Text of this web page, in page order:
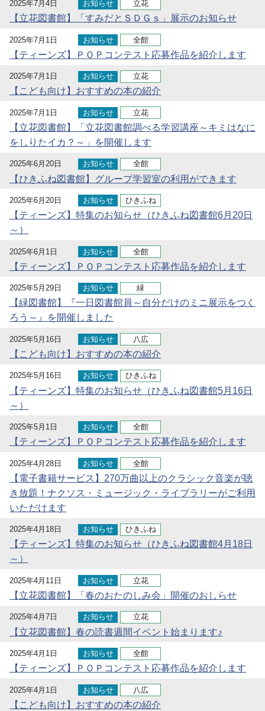
2025年7月4日 お知らせ 立花
【立花図書館】「すみだとＳＤＧｓ」展示のお知らせ
2025年7月1日 お知らせ 全館
【ティーンズ】ＰＯＰコンテスト応募作品を紹介します
2025年7月1日 お知らせ 立花
【こども向け】おすすめの本の紹介
2025年7月1日 お知らせ 立花
【立花図書館】「立花図書館調べる学習講座～キミはなに
をしりたイカ？～」を開催します
2025年6月20日 お知らせ 全館
【ひきふね図書館】グループ学習室の利用ができます
2025年6月20日 お知らせ ひきふね
【ティーンズ】特集のお知らせ（ひきふね図書館6月20日
～）
2025年6月1日 お知らせ 全館
【ティーンズ】ＰＯＰコンテスト応募作品を紹介します
2025年5月29日 お知らせ 緑
【緑図書館】『一日図書館員～自分だけのミニ展示をつく
ろう～』を開催しました
2025年5月16日 お知らせ 八広
【こども向け】おすすめの本の紹介
2025年5月16日 お知らせ ひきふね
【ティーンズ】特集のお知らせ（ひきふね図書館5月16日
～）
2025年5月1日 お知らせ 全館
【ティーンズ】ＰＯＰコンテスト応募作品を紹介します
2025年4月28日 お知らせ 全館
【電子書籍サービス】270万曲以上のクラシック音楽が聴
き放題！ナクソス・ミュージック・ライブラリーがご利用
いただけます
2025年4月18日 お知らせ ひきふね
【ティーンズ】特集のお知らせ（ひきふね図書館4月18日
～）
2025年4月11日 お知らせ 立花
【立花図書館】「春のおたのしみ会」開催のおしらせ
2025年4月7日 お知らせ 立花
【立花図書館】春の読書週間イベント始まります♪
2025年4月1日 お知らせ 全館
【ティーンズ】ＰＯＰコンテスト応募作品を紹介します
2025年4月1日 お知らせ 八広
【こども向け】おすすめの本の紹介